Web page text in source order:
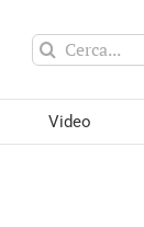
Cerca
per:
Video